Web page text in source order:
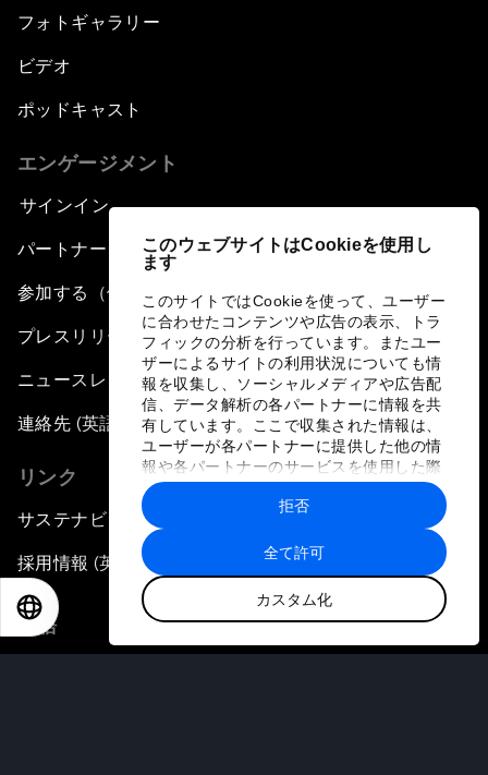
このウェブサイトはCookieを使用し
ます
このサイトではCookieを使って、ユーザー
に合わせたコンテンツや広告の表示、トラ
フィックの分析を行っています。またユー
ザーによるサイトの利用状況についても情
報を収集し、ソーシャルメディアや広告配
信、データ解析の各パートナーに情報を共
有しています。ここで収集された情報は、
ユーザーが各パートナーに提供した他の情
報や各パートナーのサービスを使用した際
に収集された情報と組み合わされ、各パー
トナーによって使用されることがありま
す。
全て許可
カスタム化
拒否
フォトギャラリー
ビデオ
ポッドキャスト
エンゲージメント
サインイン
パートナー（組織）について
参加する（個人、組織）
プレスリリース登録
ニュースレター購読
連絡先 (英語のみ)
リンク
サステナビリティへの取り組み
採用情報 (英語のみ)
言語